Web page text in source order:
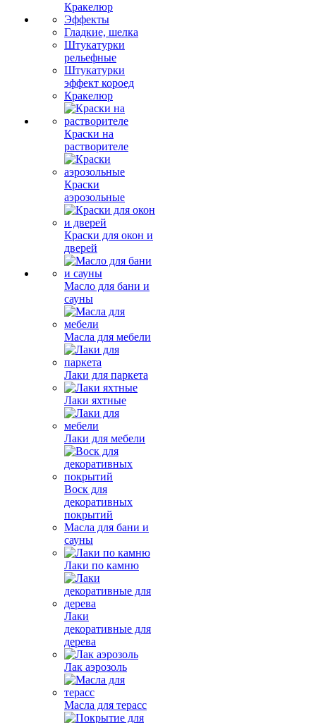
Кракелюр
Эффекты
Гладкие, шелка
Штукатурки
рельефные
Штукатурки
эффект короед
Кракелюр
Краски на
растворителе
Краски
аэрозольные
Краски для окон и
дверей
Масло для бани и
сауны
Масла для мебели
Лаки для паркета
Лаки яхтные
Лаки для мебели
Воск для
декоративных
покрытий
Масла для бани и
сауны
Лаки по камню
Лаки
декоративные для
дерева
Лак аэрозоль
Масла для терасс